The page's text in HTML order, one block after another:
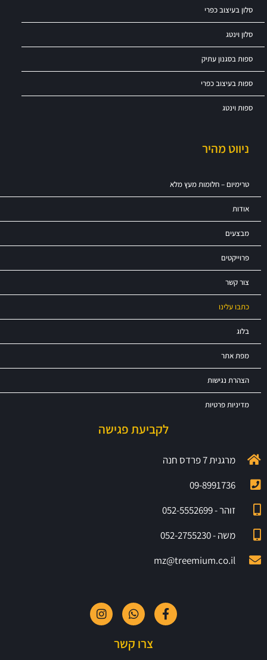
סלון בעיצוב כפרי
סלון וינטג
ספות בסגנון עתיק
ספות בעיצוב כפרי
ספות וינטג
ניווט מהיר
טרימיום – חלומות מעץ מלא
אודות
מבצעים
פרוייקטים
צור קשר
כתבו עלינו
בלוג
מפת אתר
הצהרת נגישות
מדיניות פרטיות
לקביעת פגישה
מרגנית 7 פרדס חנה
09-8991736
זוהר - 052-5552699
משה - 052-2755230
mz@treemium.co.il
צרו קשר